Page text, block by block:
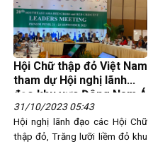
Hội Chữ thập đỏ Việt Nam
tham dự Hội nghị lãnh
đạo khu vực Đông Nam Á
và Diễn đàn thanh niên
khu vực Đông Nam Á tại
Cam-pu-chia
31/10/2023 05:43
Hội nghị lãnh đạo các Hội Chữ
thập đỏ, Trăng lưỡi liềm đỏ khu